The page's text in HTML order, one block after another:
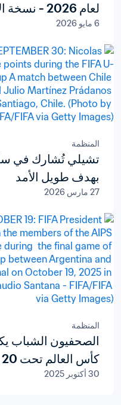
لعام 2026 - نسخة الأمريكتين
6 مايو 2026
المنظمة
بهدف طويل الأمد
27 مارس 2026
المنظمة
الصحفيون الشباب
كأس العالم تحت 20 سنة تشيلي 2025 FIFA™
30 أكتوبر 2025